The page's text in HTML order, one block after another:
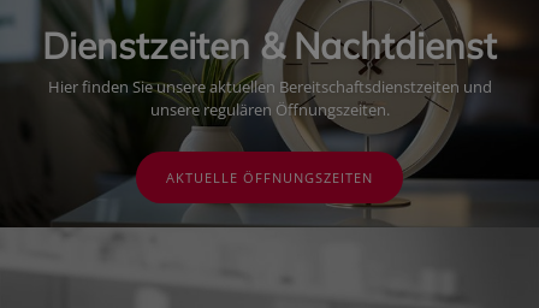
Dienstzeiten & Nachtdienst
Hier finden Sie unsere aktuellen Bereitschaftsdienstzeiten und
unsere regulären Öffnungszeiten.
AKTUELLE ÖFFNUNGSZEITEN